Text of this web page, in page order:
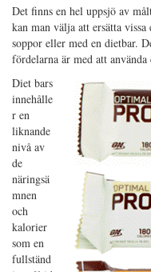
Det finns en hel uppsjö av
kan man välja att ersätta
soppor eller med en dietbar.
fördelarna är med att
Diet bars
innehålle
r en
liknande
nivå av
de
näringsä
mnen
och
kalorier
som en
fullständ